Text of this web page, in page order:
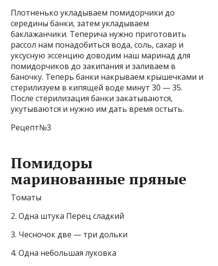
Плотненько укладываем помидорчики до
середины банки, затем укладываем
баклажанчики. Теперича нужно приготовить
рассол нам понадобиться вода, соль, сахар и
уксусную эссенцию доводим наш маринад для
помидорчиков до закипания и заливаем в
баночку. Теперь банки накрываем крышечками и
стерилизуем в кипящей воде минут 30 — 35.
После стерилизация банки закатываются,
укутываются и нужно им дать время остыть.
Рецепт№3
Помидоры
маринованные пряные
Томаты
2. Одна штука Перец сладкий
3. Чесночок две — три дольки
4. Одна небольшая луковка